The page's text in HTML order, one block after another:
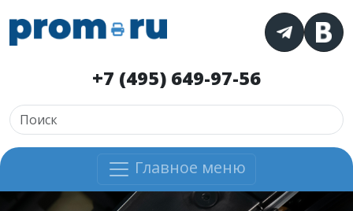
+7 (495) 649-97-56
Главное меню